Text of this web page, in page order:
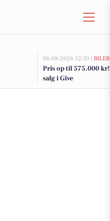
06-08-2026 12:50 | BILER
Pris op til 575.000
salg i Give